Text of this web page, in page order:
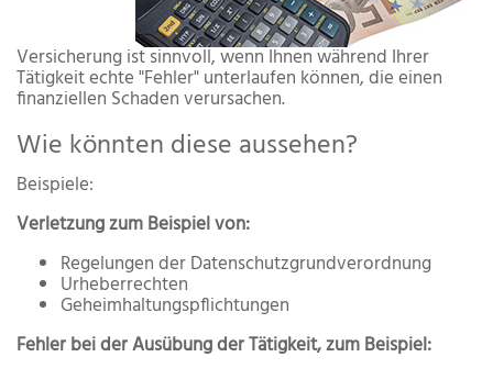
Versicherung ist sinnvoll, wenn Ihnen während Ihrer
Tätigkeit echte "Fehler" unterlaufen können, die einen
finanziellen Schaden verursachen.
Wie könnten diese aussehen?
Beispiele:
Verletzung zum Beispiel von:
Regelungen der Datenschutzgrundverordnung
Urheberrechten
Geheimhaltungspflichtungen
Fehler bei der Ausübung der Tätigkeit, zum Beispiel: